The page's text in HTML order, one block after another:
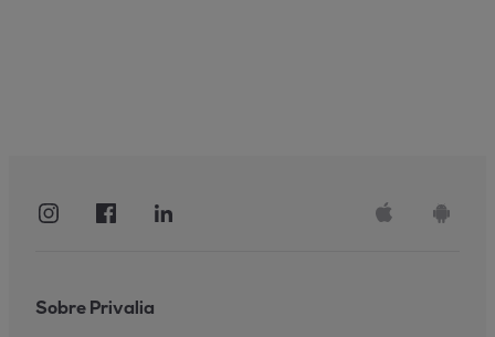
Sobre Privalia